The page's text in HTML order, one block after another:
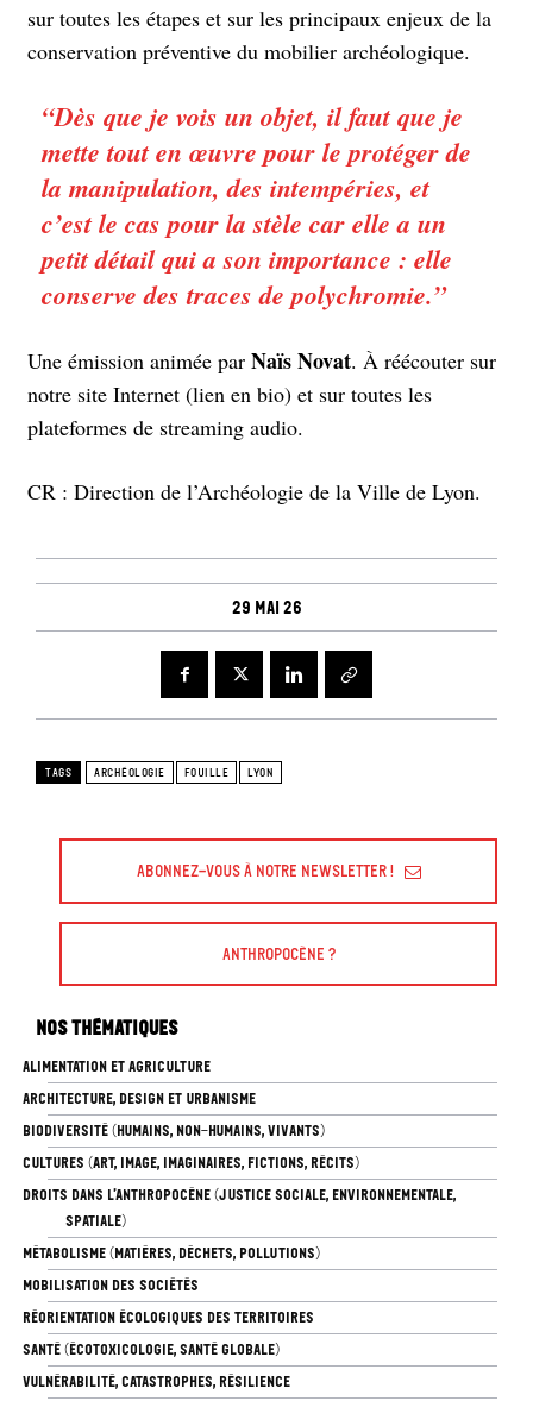
sur toutes les étapes et sur les principaux enjeux de la
conservation préventive du mobilier archéologique.
“Dès que je vois un objet, il faut que je
mette tout en œuvre pour le protéger de
la manipulation, des intempéries, et
c’est le cas pour la stèle car elle a un
petit détail qui a son importance : elle
conserve des traces de polychromie.”
Une émission animée par Naïs Novat. À réécouter sur
notre site Internet (lien en bio) et sur toutes les
plateformes de streaming audio.
CR : Direction de l’Archéologie de la Ville de Lyon.
29 mai 26
TAGS ARCHÉOLOGIE FOUILLE LYON
Abonnez-vous à Notre Newsletter !
Anthropocène ?
Nos thématiques
ALIMENTATION ET AGRICULTURE
ARCHITECTURE, DESIGN ET URBANISME
BIODIVERSITÉ (HUMAINS, NON-HUMAINS, VIVANTS)
CULTURES (ART, IMAGE, IMAGINAIRES, FICTIONS, RÉCITS)
DROITS DANS L’ANTHROPOCÈNE (JUSTICE SOCIALE, ENVIRONNEMENTALE,
SPATIALE)
MÉTABOLISME (MATIÈRES, DÉCHETS, POLLUTIONS)
MOBILISATION DES SOCIÉTÉS
RÉORIENTATION ÉCOLOGIQUES DES TERRITOIRES
SANTÉ (ÉCOTOXICOLOGIE, SANTÉ GLOBALE)
VULNÉRABILITÉ, CATASTROPHES, RÉSILIENCE